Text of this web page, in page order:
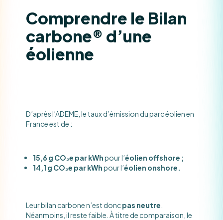
Comprendre le Bilan
carbone® d’une
éolienne
D’après l’ADEME, le taux d’émission du parc éolien en
France est de :
15,6 g CO₂e par kWhpour l’éolien offshore ;
14,1 g CO₂e par kWhpour l’éolien onshore.
Leur bilan carbone n’est doncpas neutre
Néanmoins, il reste faible. À titre de comparaison, le